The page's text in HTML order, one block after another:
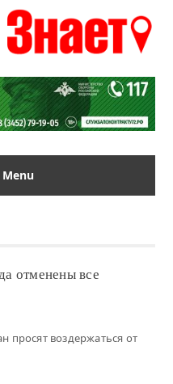
отменены все
просят воздержаться от